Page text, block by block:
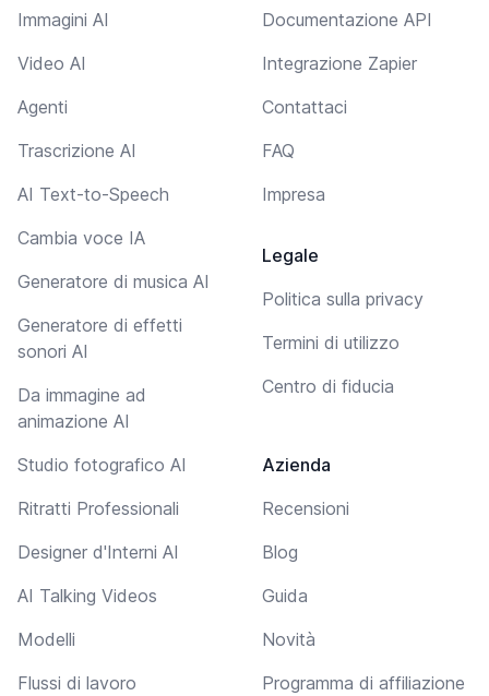
Immagini AI
Video AI
Agenti
Trascrizione AI
AI Text-to-Speech
Cambia voce IA
Generatore di musica AI
Generatore di effetti
sonori AI
Da immagine ad
animazione AI
Studio fotografico AI
Ritratti Professionali
Designer d'Interni AI
AI Talking Videos
Modelli
Flussi di lavoro
Documentazione API
Integrazione Zapier
Contattaci
FAQ
Impresa
Legale
Politica sulla privacy
Termini di utilizzo
Centro di fiducia
Azienda
Recensioni
Blog
Guida
Novità
Programma di affiliazione